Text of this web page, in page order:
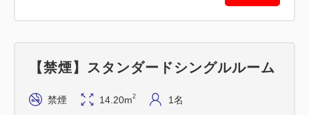
WAON」より「THE FUJITA MEMBERS」にリニュ
【禁煙】スタンダードシングルルーム
禁煙 14.20m2 1名